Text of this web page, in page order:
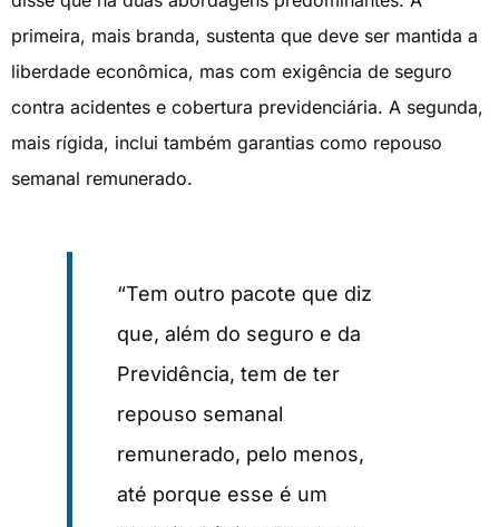
primeira, mais branda, sustenta que deve ser mantida a
liberdade econômica, mas com exigência de seguro
contra acidentes e cobertura previdenciária. A segunda,
mais rígida, inclui também garantias como repouso
semanal remunerado.
“Tem outro pacote que diz
que, além do seguro e da
Previdência, tem de ter
repouso semanal
remunerado, pelo menos,
até porque esse é um